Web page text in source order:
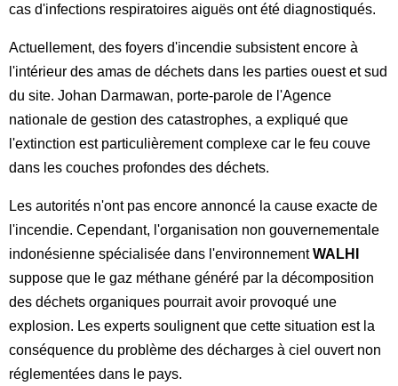
cas d'infections respiratoires aiguës ont été diagnostiqués.
Actuellement, des foyers d'incendie subsistent encore à
l'intérieur des amas de déchets dans les parties ouest et sud
du site. Johan Darmawan, porte-parole de l'Agence
nationale de gestion des catastrophes, a expliqué que
l'extinction est particulièrement complexe car le feu couve
dans les couches profondes des déchets.
Les autorités n'ont pas encore annoncé la cause exacte de
l'incendie. Cependant, l'organisation non gouvernementale
indonésienne spécialisée dans l'environnementWALHI
suppose que le gaz méthane généré par la décomposition
des déchets organiques pourrait avoir provoqué une
explosion. Les experts soulignent que cette situation est la
conséquence du problème des décharges à ciel ouvert non
réglementées dans le pays.